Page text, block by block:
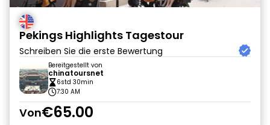
Pekings Highlights Tagestour
Schreiben Sie die erste Bewertung
Bereitgestellt von
chinatoursnet
6std 30min
7:30 AM
Von€65.00